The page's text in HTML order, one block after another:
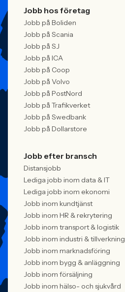
Jobb hos företag
Jobb på Boliden
Jobb på Scania
Jobb på SJ
Jobb på ICA
Jobb på Coop
Jobb på Volvo
Jobb på PostNord
Jobb på Trafikverket
Jobb på Swedbank
Jobb på Dollarstore
Jobb efter bransch
Distansjobb
Lediga jobb inom data & IT
Lediga jobb inom ekonomi
Jobb inom kundtjänst
Jobb inom HR & rekrytering
Jobb inom transport & logistik
Jobb inom industri & tillverkning
Jobb inom marknadsföring
Jobb inom bygg & anläggning
Jobb inom försäljning
Jobb inom hälso- och sjukvård